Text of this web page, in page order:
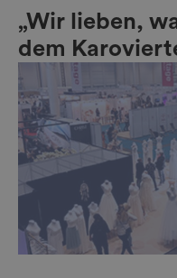
„Wir lieben,
dem